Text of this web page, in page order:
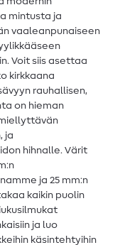
mintusta ja
vaaleanpunaiseen
Voit siis asettaa
kirkkaana
rauhallisen,
on hieman
ja
hihnalle. Värit
ja 25 mm:n
kaikin puolin
ja luo
käsintehtyihin